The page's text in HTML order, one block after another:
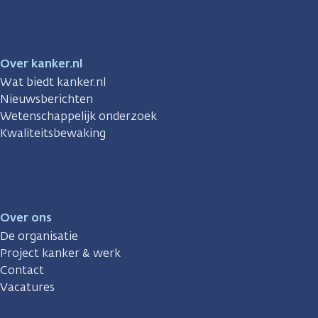
Over kanker.nl
Wat biedt kanker.nl
Nieuwsberichten
Wetenschappelijk onderzoek
Kwaliteitsbewaking
Over ons
De organisatie
Project kanker & werk
Contact
Vacatures